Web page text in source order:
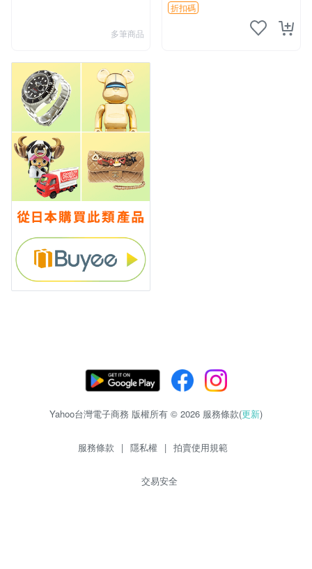
多筆商品
折扣碼
Yahoo台灣電子商務 版權所有 © 2026 服務條款(更新)
服務條款 | 隱私權 | 拍賣使用規範
交易安全